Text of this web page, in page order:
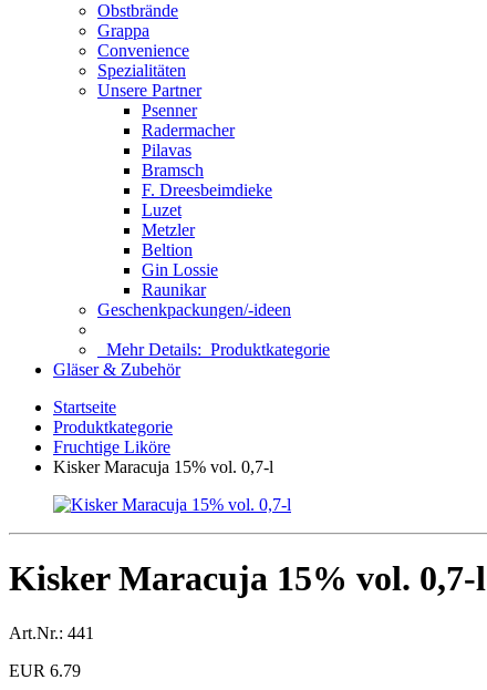
Obstbrände
Grappa
Convenience
Spezialitäten
Unsere Partner
Psenner
Radermacher
Pilavas
Bramsch
F. Dreesbeimdieke
Luzet
Metzler
Beltion
Gin Lossie
Raunikar
Geschenkpackungen/-ideen
Mehr Details: Produktkategorie
Gläser & Zubehör
Startseite
Produktkategorie
Fruchtige Liköre
Kisker Maracuja 15% vol. 0,7-l
Kisker Maracuja 15% vol. 0,7-l
Art.Nr.: 441
EUR 6.79